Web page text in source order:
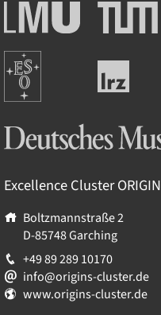
Ludwig-
Maximilians-
München
Technische
Universität
Europäische
Südsternwarte
Leibniz-
Excellence Cluster
Boltzmannstraße 2
D-85748Garching
+49 89 289 10170
info@origins-cluster.de
www.origins-cluster.de